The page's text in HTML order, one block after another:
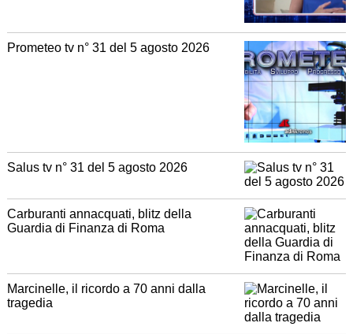
Prometeo tv n° 31 del 5 agosto 2026
Salus tv n° 31 del 5 agosto 2026
Carburanti annacquati, blitz della
Guardia di Finanza di Roma
Marcinelle, il ricordo a 70 anni dalla
tragedia